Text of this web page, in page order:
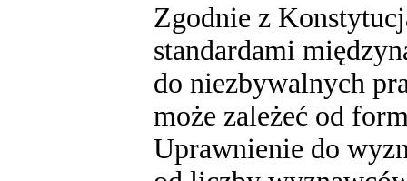
Zgodnie z
standardami
do niezbywalnych
może zależeć od
Uprawnienie do